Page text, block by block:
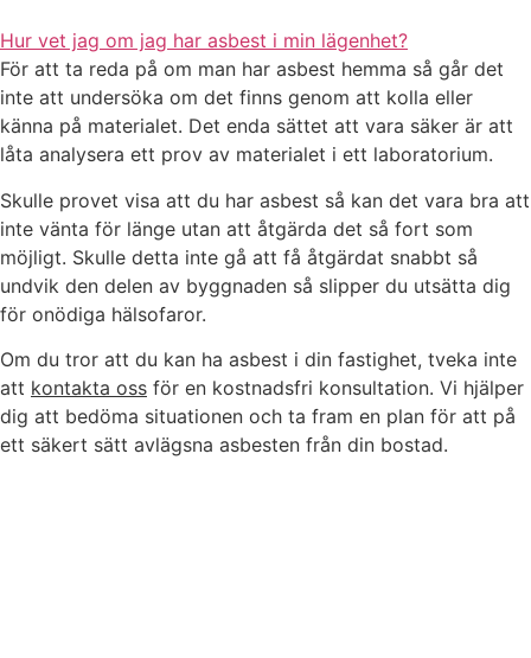
Hur vet jag om jag har asbest i min lägenhet?
För att ta reda på om man har asbest hemma så går det
inte att undersöka om det finns genom att kolla eller
känna på materialet. Det enda sättet att vara säker är att
låta analysera ett prov av materialet i ett laboratorium.
Skulle provet visa att du har asbest så kan det vara bra att
inte vänta för länge utan att åtgärda det så fort som
möjligt. Skulle detta inte gå att få åtgärdat snabbt så
undvik den delen av byggnaden så slipper du utsätta dig
för onödiga hälsofaror.
Om du tror att du kan ha asbest i din fastighet, tveka inte
att kontakta oss för en kostnadsfri konsultation. Vi hjälper
dig att bedöma situationen och ta fram en plan för att på
ett säkert sätt avlägsna asbesten från din bostad.